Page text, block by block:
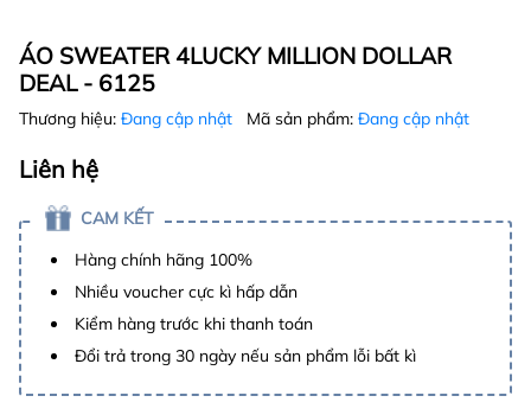
ÁO SWEATER 4LUCKY MILLION DOLLAR
DEAL - 6125
Thương hiệu: Đang cập nhật Mã sản phẩm: Đang cập nhật
Liên hệ
CAM KẾT
Hàng chính hãng 100%
Nhiều voucher cực kì hấp dẫn
Kiểm hàng trước khi thanh toán
Đổi trả trong 30 ngày nếu sản phẩm lỗi bất kì